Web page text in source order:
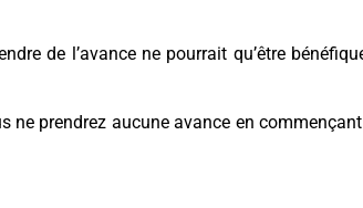
de l’avance ne pourrait qu’être
ne prendrez aucune avance en